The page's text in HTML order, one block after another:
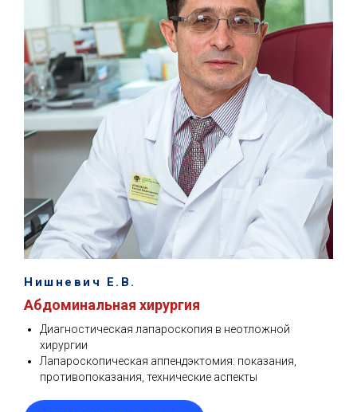
Нишневич Е.В.
Абдоминальная хирургия
Диагностическая лапароскопия в неотложной
хирургии
Лапароскопическая аппендэктомия: показания,
противопоказания, технические аспекты